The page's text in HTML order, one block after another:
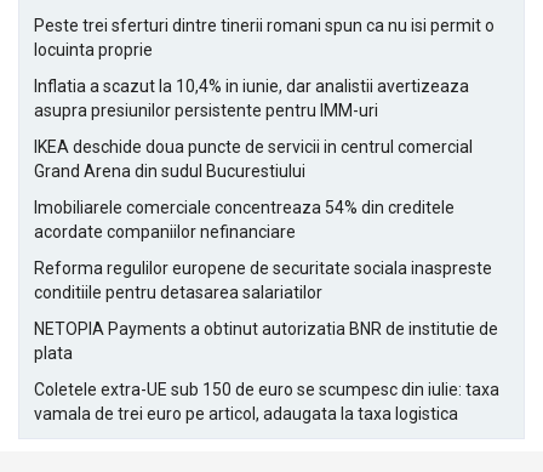
Peste trei sferturi dintre tinerii romani spun ca nu isi permit o
locuinta proprie
Inflatia a scazut la 10,4% in iunie, dar analistii avertizeaza
asupra presiunilor persistente pentru IMM-uri
IKEA deschide doua puncte de servicii in centrul comercial
Grand Arena din sudul Bucurestiului
Imobiliarele comerciale concentreaza 54% din creditele
acordate companiilor nefinanciare
Reforma regulilor europene de securitate sociala inaspreste
conditiile pentru detasarea salariatilor
NETOPIA Payments a obtinut autorizatia BNR de institutie de
plata
Coletele extra-UE sub 150 de euro se scumpesc din iulie: taxa
vamala de trei euro pe articol, adaugata la taxa logistica